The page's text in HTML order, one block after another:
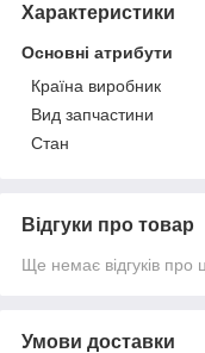
Характеристики
Основні атрибути
Країна виробник
Вид запчастини
Стан
Відгуки про товар
Ще немає відгуків про
Умови доставки